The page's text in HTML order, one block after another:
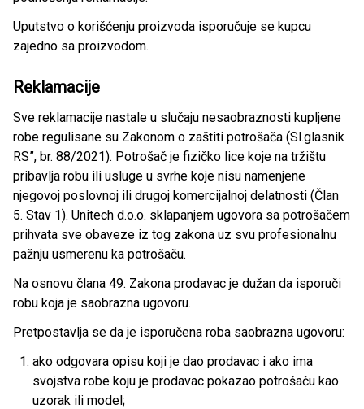
Uputstvo o korišćenju proizvoda isporučuje se kupcu
zajedno sa proizvodom.
Reklamacije
Sve reklamacije nastale u slučaju nesaobraznosti kupljene
robe regulisane su Zakonom o zaštiti potrošača (Sl.glasnik
RS”, br. 88/2021). Potrošač je fizičko lice koje na tržištu
pribavlja robu ili usluge u svrhe koje nisu namenjene
njegovoj poslovnoj ili drugoj komercijalnoj delatnosti (Član
5. Stav 1). Unitech d.o.o. sklapanjem ugovora sa potrošačem
prihvata sve obaveze iz tog zakona uz svu profesionalnu
pažnju usmerenu ka potrošaču.
Na osnovu člana 49. Zakona prodavac je dužan da isporuči
robu koja je saobrazna ugovoru.
Pretpostavlja se da je isporučena roba saobrazna ugovoru:
ako odgovara opisu koji je dao prodavac i ako ima
svojstva robe koju je prodavac pokazao potrošaču kao
uzorak ili model;